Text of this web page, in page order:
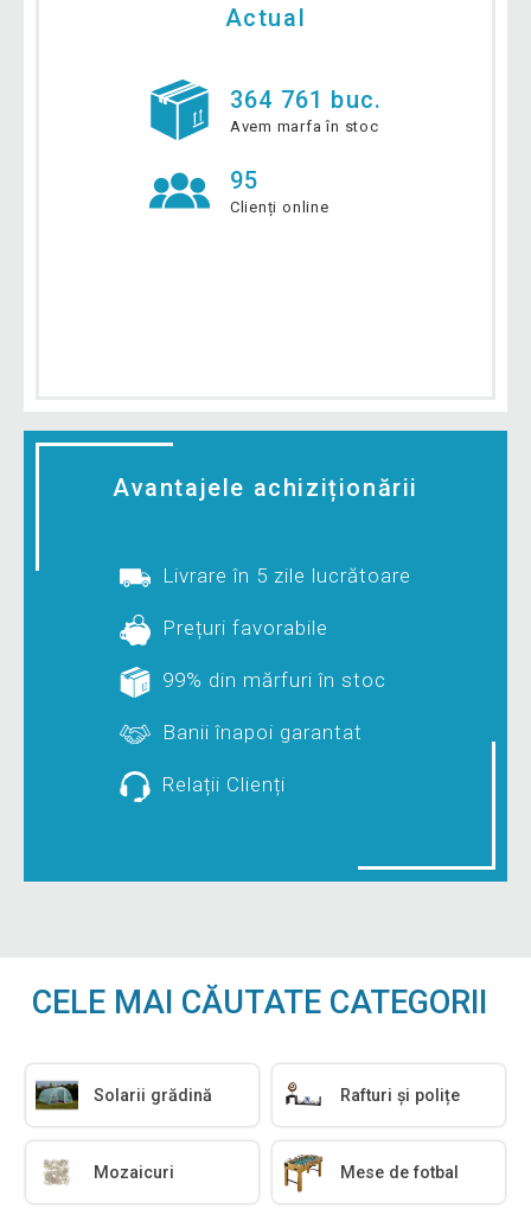
Actual
364 761 buc.
Avem marfa în stoc
95
Clienți online
Avantajele achiziționării
Livrare în 5 zile lucrătoare
Prețuri favorabile
99% din mărfuri în stoc
Banii înapoi garantat
Relații Clienți
CELE MAI CĂUTATE CATEGORII
Solarii grădină Rafturi și polițe
Mozaicuri Mese de fotbal